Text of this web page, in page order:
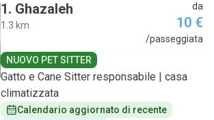
1. Ghazaleh
1.3 km
da
10 €
/passeggiata
NUOVO PET SITTER
Gatto e Cane Sitter responsabile | casa
climatizzata
Calendario aggiornato di recente